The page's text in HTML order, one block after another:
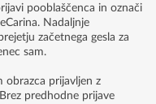
pooblaščenca in označi
Nadaljnje
začetnega gesla za
sam.
obrazca prijavljen z
predhodne prijave